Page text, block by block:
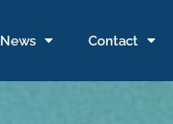
News Contact